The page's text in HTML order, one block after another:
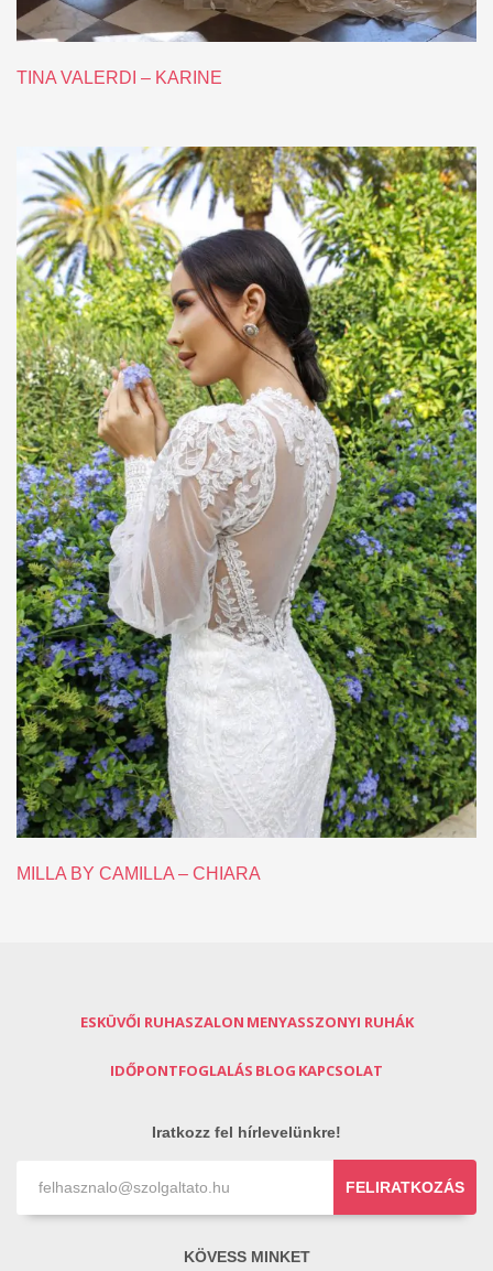
TINA VALERDI – KARINE
MILLA BY CAMILLA – CHIARA
ESKÜVŐI RUHASZALON MENYASSZONYI RUHÁK
IDŐPONTFOGLALÁS BLOG KAPCSOLAT
Iratkozz fel hírlevelünkre!
FELIRATKOZÁS
KÖVESS MINKET